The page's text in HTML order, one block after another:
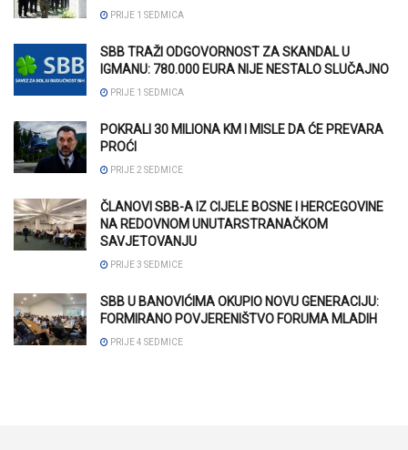
PRIJE 1 SEDMICA
SBB TRAŽI ODGOVORNOST ZA SKANDAL U
IGMANU: 780.000 EURA NIJE NESTALO SLUČAJNO
PRIJE 1 SEDMICA
POKRALI 30 MILIONA KM I MISLE DA ĆE PREVARA
PROĆI
PRIJE 2 SEDMICE
ČLANOVI SBB-A IZ CIJELE BOSNE I HERCEGOVINE
NA REDOVNOM UNUTARSTRANAČKOM
SAVJETOVANJU
PRIJE 3 SEDMICE
SBB U BANOVIĆIMA OKUPIO NOVU GENERACIJU:
FORMIRANO POVJERENIŠTVO FORUMA MLADIH
PRIJE 4 SEDMICE